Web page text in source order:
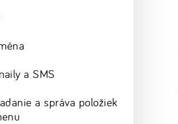
a SMS
a správa položiek